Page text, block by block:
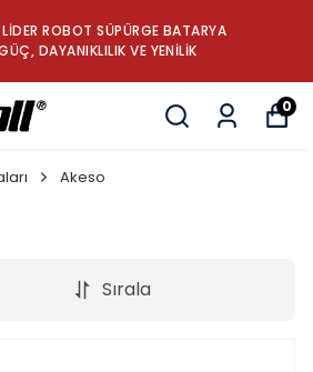
ROBOT SÜPÜRGE BATARYA
DAYANIKLILIK VE YENİLİK
0
Akeso
Sırala